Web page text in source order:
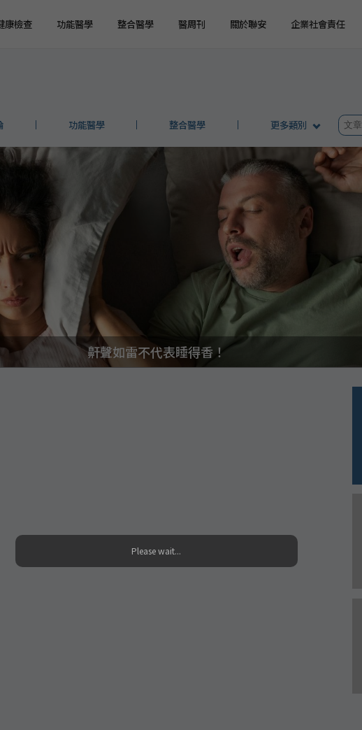
康檢查 功能醫學 整合醫學 醫周刊 關於聯安
環境介紹
企業社會責任
更多類別
功能醫學 整合醫學
鼾聲如雷不代表睡得香！
Please wait...